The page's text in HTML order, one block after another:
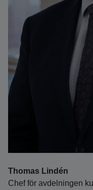
Thomas Lindén
Chef för avdelningen